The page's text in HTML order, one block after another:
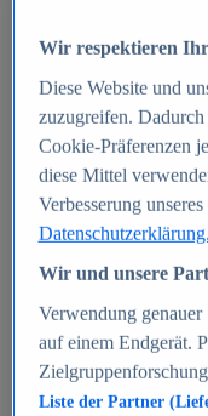
E-commerce
Beliebte Statistiken
Aktuelle Statistiken
E-
Deutschland
Umsatz von
2010-2025
B2C-E-
Deutschland
Deutschland
Deutschland
Wir respektieren
Diese Website und
zuzugreifen.
Cookie-Präferenzen
diese Mittel
Verbesserung
Datenschutzerklärung.
Wir und unsere
Verwendung
auf einem Endgerät.
Liste der Partner